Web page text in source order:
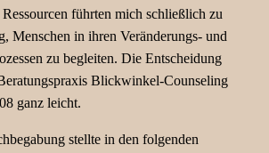
führten mich schließlich zu
Menschen in ihren Veränderungs- und
zu begleiten. Die Entscheidung
Blickwinkel-Counseling
ganz leicht.
stellte in den folgenden